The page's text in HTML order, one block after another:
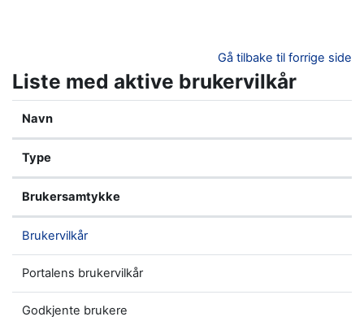
Gå tilbake til forrige side
Liste med aktive brukervilkår
Navn
Type
Brukersamtykke
Brukervilkår
Portalens brukervilkår
Godkjente brukere